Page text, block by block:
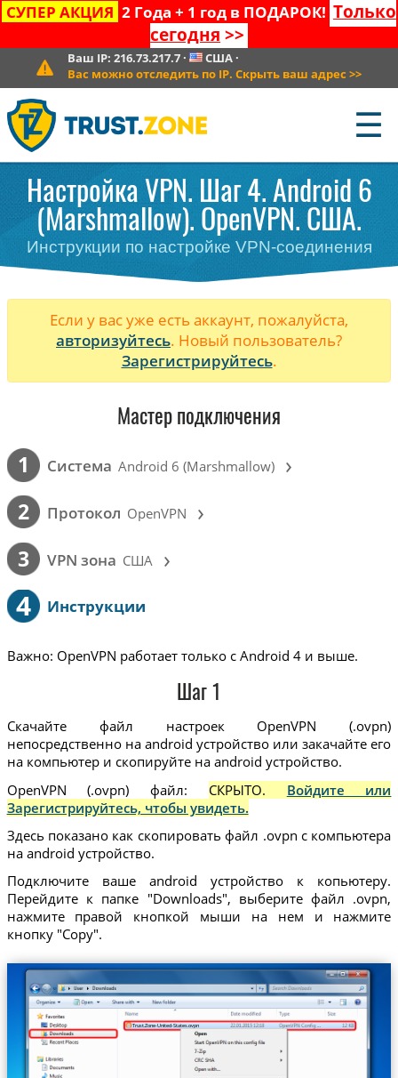
СУПЕР АКЦИЯ 2 Года + 1 год в ПОДАРОК! Только
сегодня >>
Ваш IP: 216.73.217.7· США·
Вас можно отследить по IP. Скрыть ваш адрес >>
☰
Настройка VPN. Шаг 4. Android 6
(Marshmallow). OpenVPN. США.
Инструкции по настройке VPN-соединения
Если у вас уже есть аккаунт, пожалуйста,
авторизуйтесь. Новый пользователь?
Зарегистрируйтесь.
Мастер подключения
1 Cистема Android 6 (Marshmallow) ›
2 Протокол OpenVPN ›
3 VPN зона США ›
4 Инструкции
Важно: OpenVPN работает только с Android 4 и выше.
Шаг 1
Скачайте файл настроек OpenVPN (.ovpn)
непосредственно на android устройство или закачайте его
на компьютер и скопируйте на android устройство.
OpenVPN (.ovpn) файл:
СКРЫТО. Войдите или
Зарегистрируйтесь, чтобы увидеть.
Здесь показано как скопировать файл .ovpn с компьютера
на android устройство.
Подключите ваше android устройство к копьютеру.
Перейдите к папке "Downloads", выберите файл .ovpn,
нажмите правой кнопкой мыши на нем и нажмите
кнопку "Copy".
Trust.Zone-United-States.ovpn